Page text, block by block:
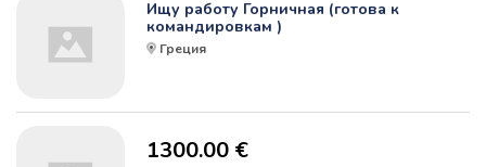
Ищу работу Горничная (готова к
командировкам )
Греция
1300.00 €